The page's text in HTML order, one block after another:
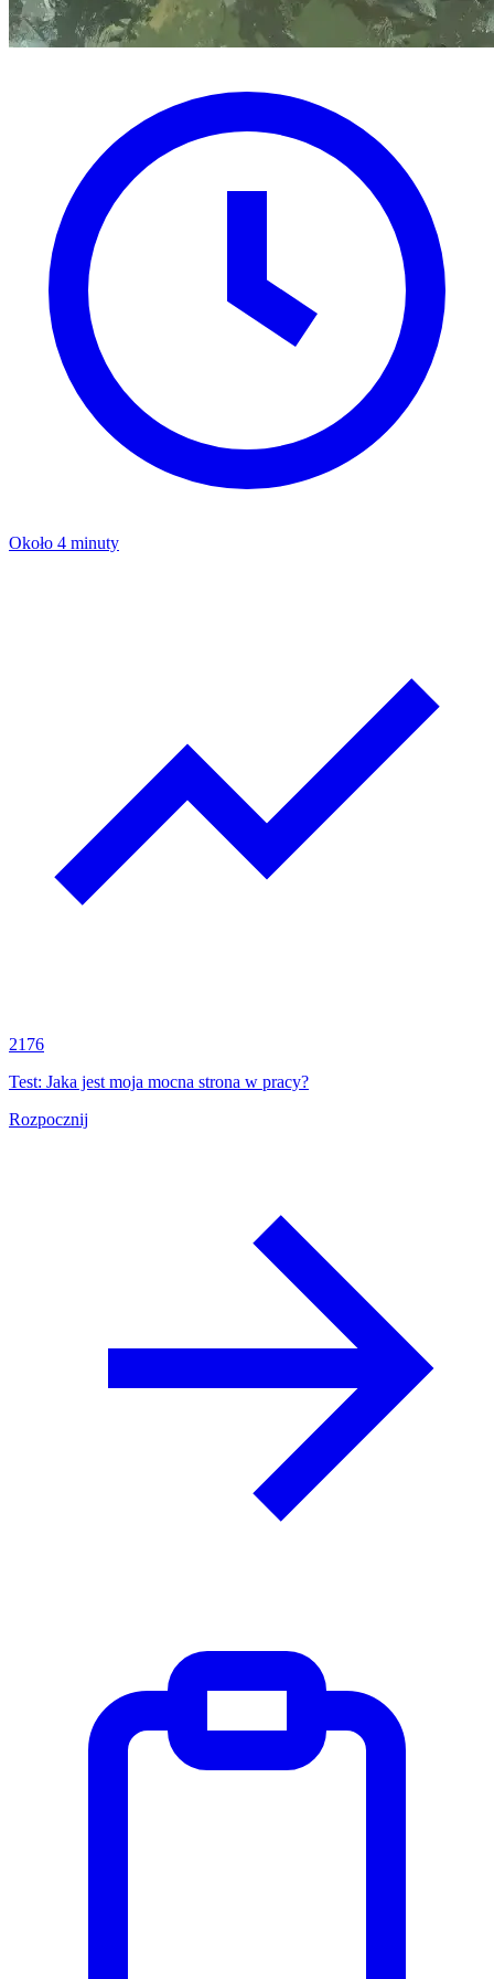
Około 4 minuty
2176
Test: Jaka jest moja mocna strona w pracy?
Rozpocznij